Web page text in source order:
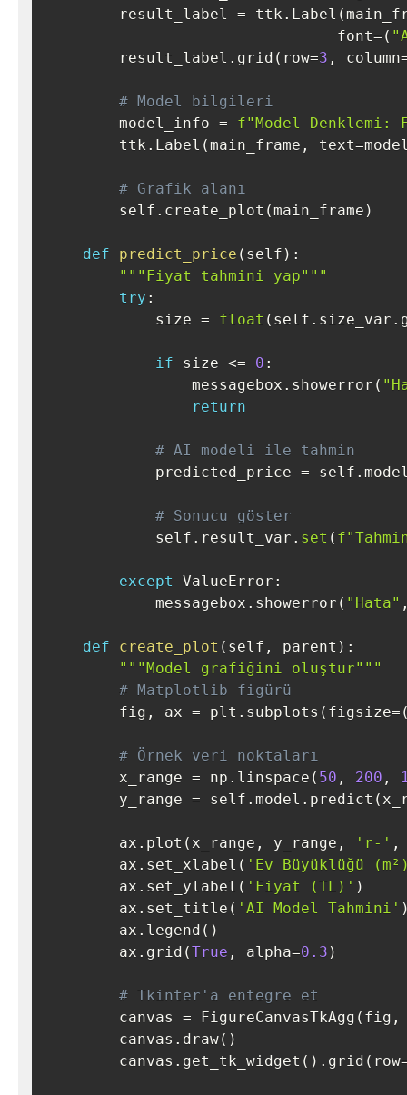
        result_label
= ttk . Label (
                                font
= (
        result_label
. grid ( row=3 , column
# Model bilgileri
        model_info
=
f"Model
        ttk
. Label (main_frame , text=
# Grafik alanı
        self
. create_plot (main_frame )
def predict_price ( self ) :
"""Fiyat tahmini yap"""
try :
            size
= float ( self . size_var .
if size <= 0 :
                messagebox
. showerror (
return
# AI modeli ile tahmin
            predicted_price
= self .
# Sonucu göster
            self
. result_var . set (
except ValueError :
            messagebox
. showerror ( "Hata"
def create_plot ( self , parent ) :
"""Model grafiğini oluştur"""
# Matplotlib figürü
        fig
, ax = plt . subplots ( figsize=
# Örnek veri noktaları
        x_range
= np . linspace ( 50 , 200 ,
        y_range
= self . model . predict (
        ax
. plot ( x_range , y_range , 'r-' ,
        ax
. set_xlabel ( 'Ev Büyüklüğü
        ax
. set_ylabel ( 'Fiyat (TL)' )
        ax
. set_title ( 'AI Model Tahmini'
        ax
. legend ( )
        ax
. grid (True , alpha=0.3 )
# Tkinter'a entegre et
        canvas
= FigureCanvasTkAgg ( fig ,
        canvas
. draw( )
        canvas
. get_tk_widget ( ) . grid ( row